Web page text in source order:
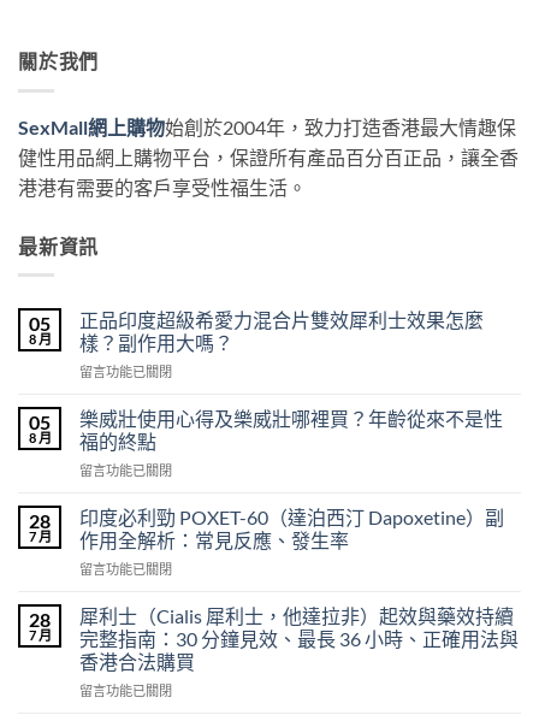
關於我們
SexMall網上購物始創於2004年，致力打造香港最大情趣保
健性用品網上購物平台，保證所有產品百分百正品，讓全香
港港有需要的客戶享受性福生活。
最新資訊
05
8 月
正品印度超級希愛力混合片雙效犀利士效果怎麼
樣？副作用大嗎？
在
品
印
度
超
希
愛
力
混
片
雙
效
利
留言功能已關閉
05
8 月
樂威壯使用心得及樂威壯哪裡買？年齡從來不是性
福的終點
在
威
壯
使
用
得
及
樂
威
壯
留言功能已關閉
28
7 月
印度必利勁 POXET-60（達泊西汀 Dapoxetine）副
作用全解析：常見反應、發生率
在
度
必
利
勁
POXET-
留言功能已關閉
28
7 月
犀利士（Cialis 犀利士，他達拉非）起效與藥效持續
完整指南：30 分鐘見效、最長 36 小時、正確用法與
香港合法購買
在
留言功能已關閉